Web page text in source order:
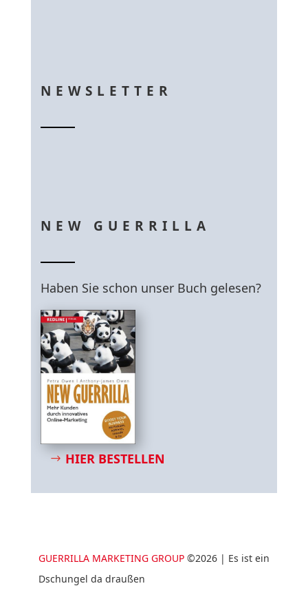
NEWSLETTER
NEW GUERRILLA
Haben Sie schon unser Buch gelesen?
HIER BESTELLEN
GUERRILLA MARKETING GROUP ©2026 | Es ist ein
Dschungel da draußen